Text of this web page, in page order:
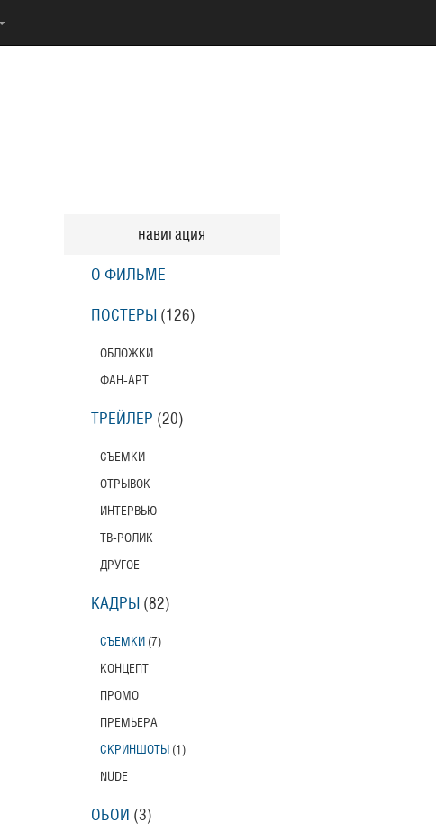
навигация
О ФИЛЬМЕ
ПОСТЕРЫ (126)
ОБЛОЖКИ
ФАН-АРТ
ТРЕЙЛЕР (20)
СЪЕМКИ
ОТРЫВОК
ИНТЕРВЬЮ
ТВ-РОЛИК
ДРУГОЕ
КАДРЫ (82)
СЪЕМКИ (7)
КОНЦЕПТ
ПРОМО
ПРЕМЬЕРА
СКРИНШОТЫ (1)
NUDE
ОБОИ (3)